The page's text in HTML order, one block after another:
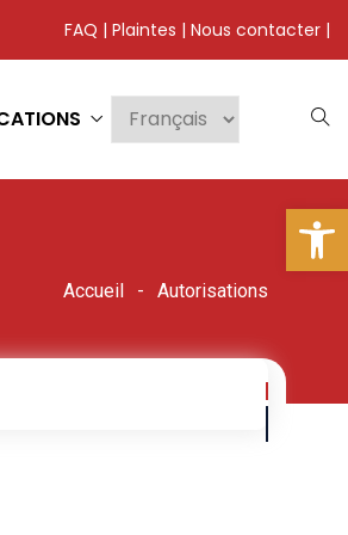
FAQ | Plaintes | Nous contacter |
Accueil Autorisations